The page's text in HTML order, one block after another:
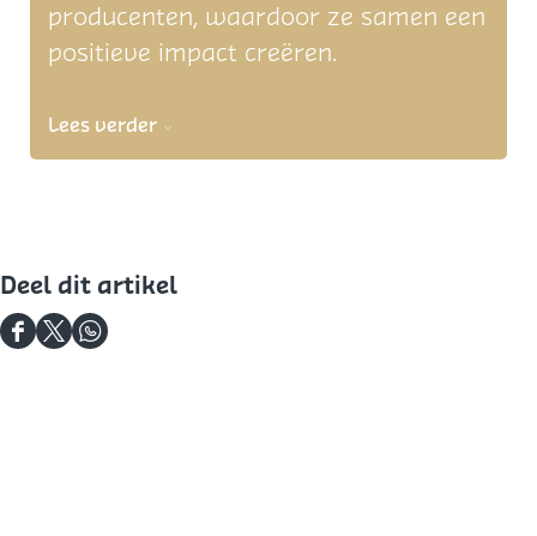
producenten, waardoor ze samen een
positieve impact creëren.
Lees verder
Deel dit artikel
D
D
D